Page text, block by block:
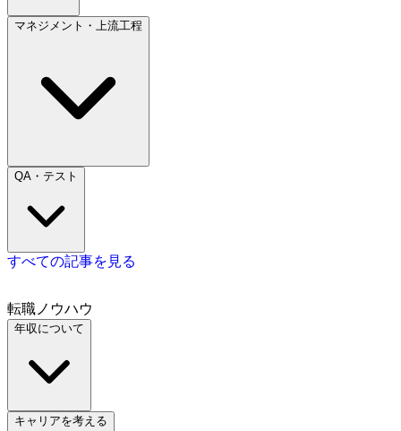
マネジメント・上流工程
QA・テスト
すべての記事を見る
転職ノウハウ
年収について
キャリアを考える